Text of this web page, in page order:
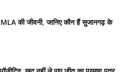
की जीवनी, जानिए कौन हैं सुजानगढ़ के